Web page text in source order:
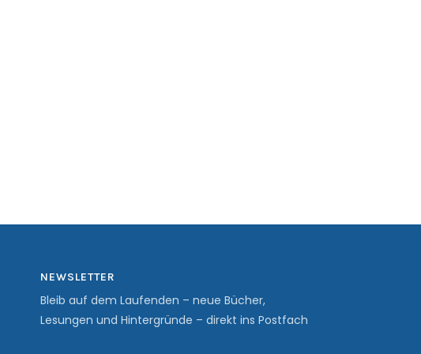
NEWSLETTER
Bleib auf dem Laufenden – neue Bücher,
Lesungen und Hintergründe – direkt ins Postfach